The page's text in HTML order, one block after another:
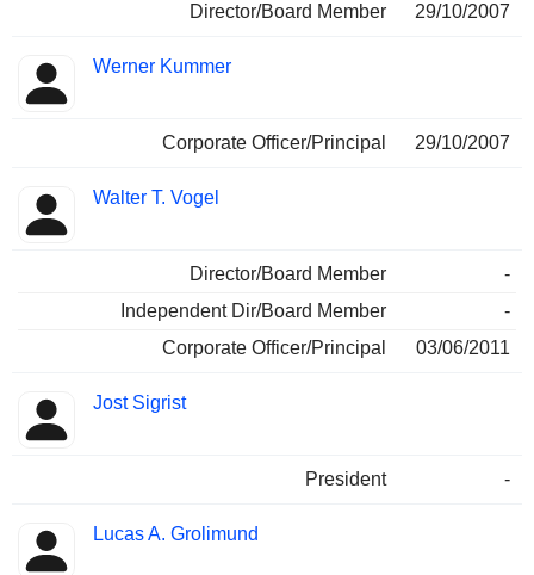
Director/Board Member 29/10/2007
Werner Kummer
Corporate Officer/Principal 29/10/2007
Walter T. Vogel
Director/Board Member
-
Independent Dir/Board Member
-
Corporate Officer/Principal
03/06/2011
Jost Sigrist
President -
Lucas A. Grolimund